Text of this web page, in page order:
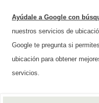
Ayúdale a Google con
nuestros servicios de
Google te pregunta si
ubicación para obtener
servicios.